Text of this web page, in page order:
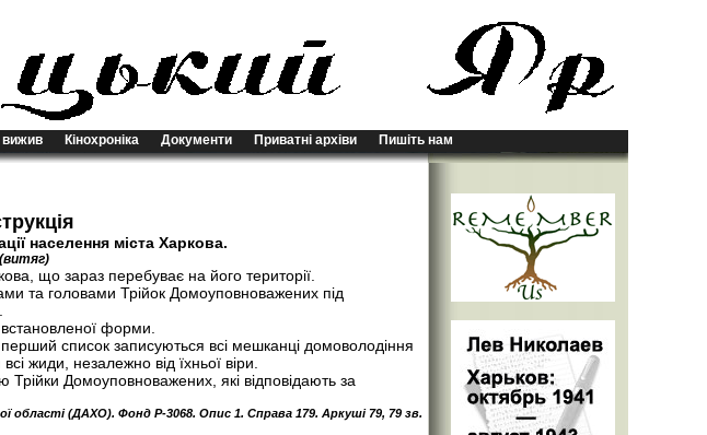
вижив Кінохроніка Документи Приватні архіви Пишіть нам
населення міста Харкова.
(витяг)
що зараз перебуває на його території.
та головами Трійок Домоуповноважених під
форми.
список записуються всі мешканці домоволодіння
жиди, незалежно від їхньої віри.
Домоуповноважених, які відповідають за
області (ДАХО). Фонд Р-3068. Опис 1. Справа 179. Аркуші 79, 79 зв.